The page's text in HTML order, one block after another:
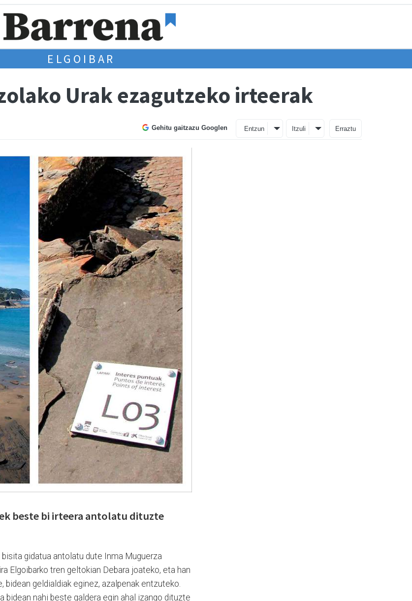
ELGOIBAR
Urak ezagutzeko irteerak
Gehitu gaitzazu Googlen Entzun Itzuli Erraztu
beste bi irteera antolatu dituzte
gidatua antolatu dute Inma Muguerza
Elgoibarko tren geltokian Debara joateko, eta han
geldialdiak eginez, azalpenak entzuteko.
bidean nahi beste galdera egin ahal izango dituzte